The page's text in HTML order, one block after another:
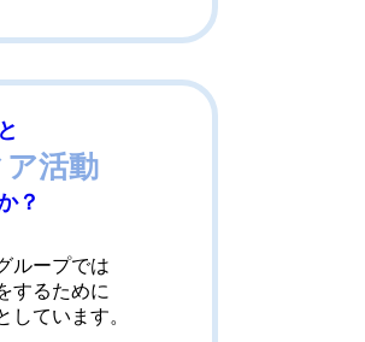
活動
？
ループでは
するために
しています。